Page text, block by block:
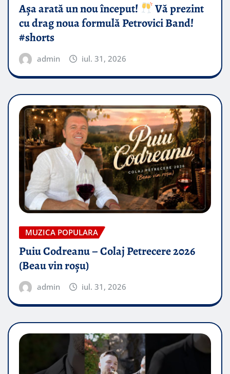
Așa arată un nou început!
Vă prezint
cu drag noua formulă Petrovici Band!
#shorts
admin iul. 31, 2026
MUZICA POPULARA
Puiu Codreanu – Colaj Petrecere 2026
(Beau vin roșu)
admin iul. 31, 2026